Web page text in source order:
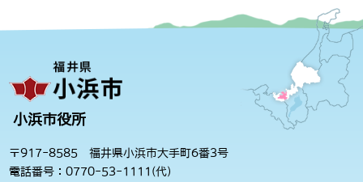
小浜市役所
〒917-8585 福井県小浜市大手町6番3号
電話番号：0770-53-1111(代)